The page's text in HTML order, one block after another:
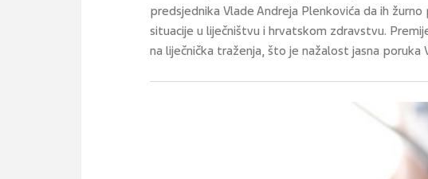
predsjednika Vlade Andreja Plenkovića da ih
situacije u liječništvu i hrvatskom zdravstvu.
na liječnička traženja, što je nažalost jasna poruka